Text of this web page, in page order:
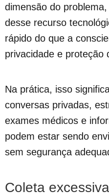
dimensão do
desse recurso
rápido do que a
privacidade e proteção
Na prática, isso
conversas privadas,
exames médicos e
podem estar sendo
sem segurança
Coleta